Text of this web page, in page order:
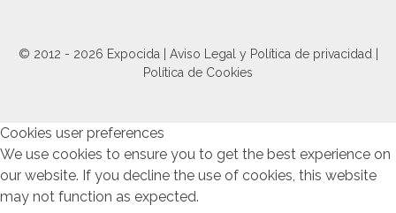
© 2012 - 2026 Expocida | Aviso Legal y Política de privacidad
Política de Cookies
Cookies user preferences
We use cookies to ensure you to get the best experience on
our website. If you decline the use of cookies, this website
may not function as expected.